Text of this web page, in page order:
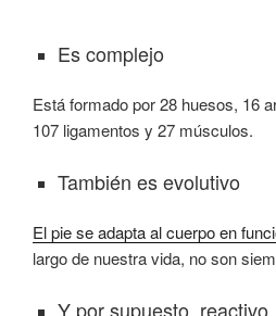
Es complejo
Está formado por 28 huesos, 16
107 ligamentos y 27 músculos.
También es evolutivo
El pie se adapta al cuerpo en
largo de nuestra vida, no son
Y por supuesto, reactivo